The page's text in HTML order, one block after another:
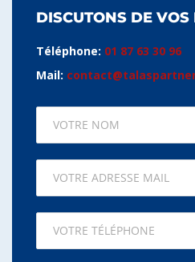
DISCUTONS DE VOS
Téléphone: 01 87 63 30 96
Mail: